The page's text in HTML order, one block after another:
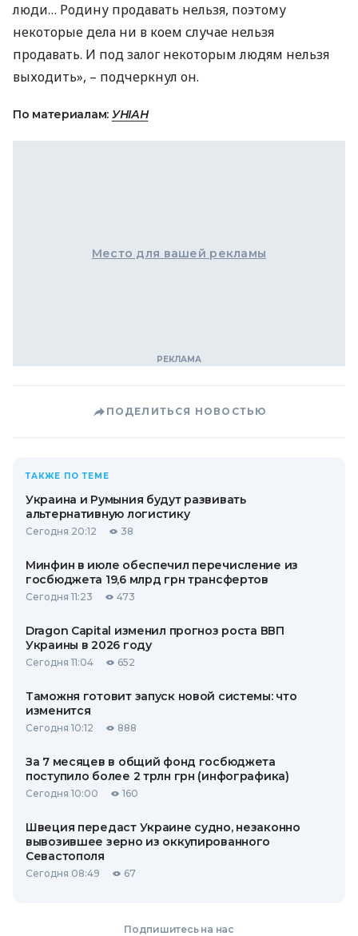
люди… Родину продавать нельзя, поэтому
некоторые дела ни в коем случае нельзя
продавать. И под залог некоторым людям нельзя
выходить», – подчеркнул он.
По материалам: УНІАН
Место для вашей рекламы
ПОДЕЛИТЬСЯ НОВОСТЬЮ
ТАКЖЕ ПО ТЕМЕ
Украина и Румыния будут развивать
альтернативную логистику
Сегодня 20:12 38
Минфин в июле обеспечил перечисление из
госбюджета 19,6 млрд грн трансфертов
Сегодня 11:23 473
Dragon Capital изменил прогноз роста ВВП
Украины в 2026 году
Сегодня 11:04 652
Таможня готовит запуск новой системы: что
изменится
Сегодня 10:12 888
За 7 месяцев в общий фонд госбюджета
поступило более 2 трлн грн (инфографика)
Сегодня 10:00 160
Швеция передаст Украине судно, незаконно
вывозившее зерно из оккупированного
Севастополя
Сегодня 08:49 67
Подпишитесь на нас